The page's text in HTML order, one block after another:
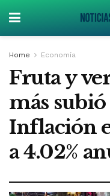
Home Economía
Fruta y
más
Inflación
a 4.02%